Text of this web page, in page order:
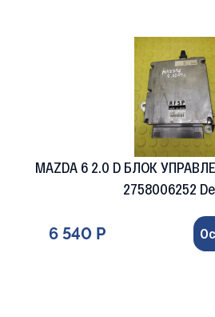
MAZDA 6 2.0 D БЛОК
2758006252
6 540 Р